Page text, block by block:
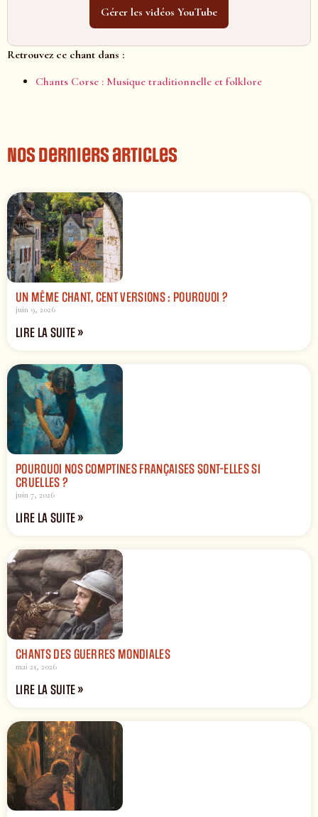
Gérer les vidéos YouTube
Retrouvez ce chant dans :
Chants Corse : Musique traditionnelle et folklore
Nos derniers articles
UN MÊME CHANT, CENT VERSIONS : POURQUOI ?
juin 9, 2026
LIRE LA SUITE »
POURQUOI NOS COMPTINES FRANÇAISES SONT-ELLES SI
CRUELLES ?
juin 7, 2026
LIRE LA SUITE »
CHANTS DES GUERRES MONDIALES
mai 21, 2026
LIRE LA SUITE »